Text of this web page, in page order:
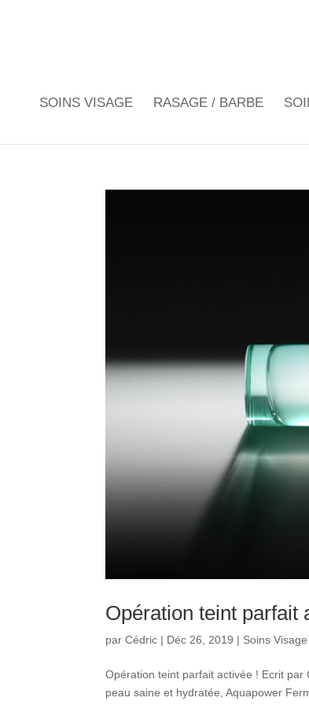
SOINS VISAGE RASAGE / BARBE
Opération teint parfait
parCédric | Déc 26, 2019 | Soins Visage
Opération teint parfait activée ! Ecrit par
peau saine et hydratée, Aquapower